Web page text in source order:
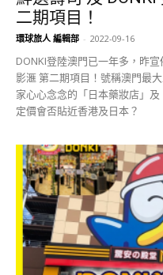
二期項目！
環球旅人 編輯部 - 2022-09-16
DONKI登陸澳門已一年多，昨
影滙 第二期項目！號稱澳門最
家心心念念的「日本藥妝店」
定價會否貼近香港及日本？